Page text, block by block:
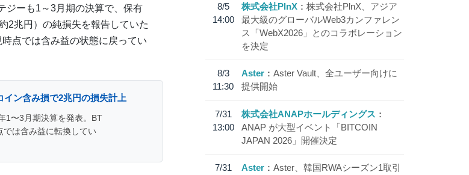
ジーも1～3月期の決算で、保有
2兆円）の純損失を報告していた
点では含み益の状態に戻ってい
ン含み損で2兆円の損失計上
1〜3月期決算を発表。BT
は含み益に転換してい
8/5
14:00
株式会社PlnX
株式会社PlnX、アジア
最大級のグローバルWeb3カンファレン
ス「WebX2026」とのコラボレーション
を決定
8/3
11:30
Aster
Aster Vault、全ユーザー向けに
提供開始
7/31
13:00
株式会社ANAPホールディングス
ANAP が大型イベント「BITCOIN
JAPAN 2026」開催決定
7/31
Aster
Aster、韓国RWAシーズン1取引